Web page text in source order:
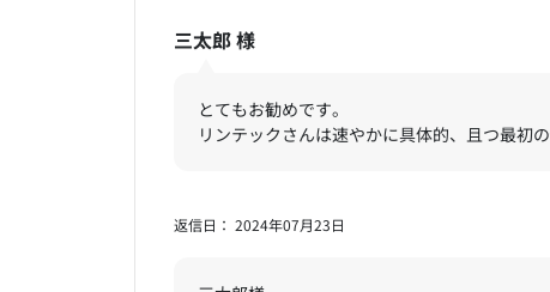
三太郎様
とてもお勧めです。
リンテックさんは速やかに具体的、且つ最初
返信日： 2024年07月23日